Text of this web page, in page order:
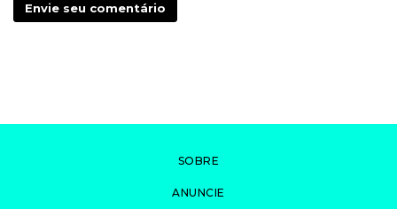
Envie seu comentário
SOBRE
ANUNCIE